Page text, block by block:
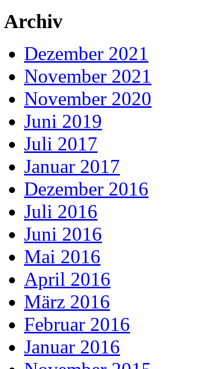
Archiv
Dezember 2021
November 2021
November 2020
Juni 2019
Juli 2017
Januar 2017
Dezember 2016
Juli 2016
Juni 2016
Mai 2016
April 2016
März 2016
Februar 2016
Januar 2016